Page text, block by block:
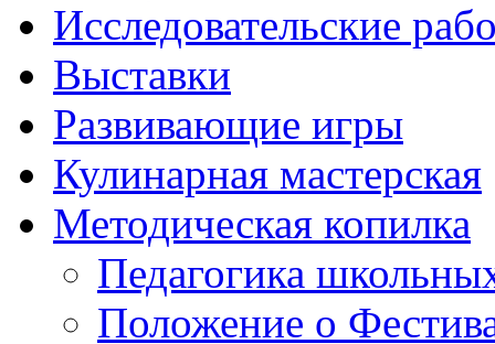
Исследовательские
Выставки
Развивающие игры
Кулинарная мастерская
Методическая копилка
Педагогика
Положение о